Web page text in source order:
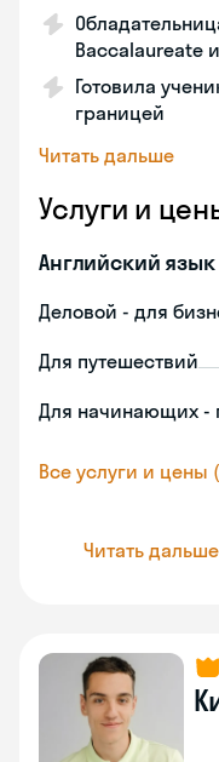
Baccalaureate
Готовила
границей
Читать дальше
Услуги и
Английский язык
Деловой - для
Для путешествий
Для начинающих -
Все услуги и цены
Читать дальше